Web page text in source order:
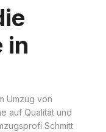
in
Umzug von
auf Qualität und
Schmitt